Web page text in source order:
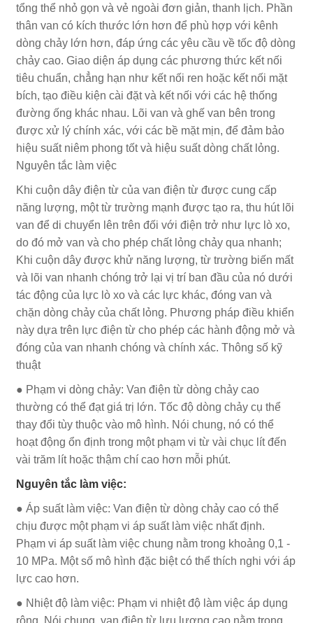
tổng thể nhỏ gọn và vẻ ngoài đơn giản, thanh lịch. Phần
thân van có kích thước lớn hơn để phù hợp với kênh
dòng chảy lớn hơn, đáp ứng các yêu cầu về tốc độ dòng
chảy cao. Giao diện áp dụng các phương thức kết nối
tiêu chuẩn, chẳng hạn như kết nối ren hoặc kết nối mặt
bích, tạo điều kiện cài đặt và kết nối với các hệ thống
đường ống khác nhau. Lõi van và ghế van bên trong
được xử lý chính xác, với các bề mặt mịn, để đảm bảo
hiệu suất niêm phong tốt và hiệu suất dòng chất lỏng.
Nguyên tắc làm việc
Khi cuộn dây điện từ của van điện từ được cung cấp
năng lượng, một từ trường mạnh được tạo ra, thu hút lõi
van để di chuyển lên trên đối với điện trở như lực lò xo,
do đó mở van và cho phép chất lỏng chảy qua nhanh;
Khi cuộn dây được khử năng lượng, từ trường biến mất
và lõi van nhanh chóng trở lại vị trí ban đầu của nó dưới
tác động của lực lò xo và các lực khác, đóng van và
chặn dòng chảy của chất lỏng. Phương pháp điều khiển
này dựa trên lực điện từ cho phép các hành động mở và
đóng của van nhanh chóng và chính xác. Thông số kỹ
thuật
● Phạm vi dòng chảy: Van điện từ dòng chảy cao
thường có thể đạt giá trị lớn. Tốc độ dòng chảy cụ thể
thay đổi tùy thuộc vào mô hình. Nói chung, nó có thể
hoạt động ổn định trong một phạm vi từ vài chục lít đến
vài trăm lít hoặc thậm chí cao hơn mỗi phút.
Nguyên tắc làm việc:
● Áp suất làm việc: Van điện từ dòng chảy cao có thể
chịu được một phạm vi áp suất làm việc nhất định.
Phạm vi áp suất làm việc chung nằm trong khoảng 0,1 -
10 MPa. Một số mô hình đặc biệt có thể thích nghi với áp
lực cao hơn.
● Nhiệt độ làm việc: Phạm vi nhiệt độ làm việc áp dụng
rộng. Nói chung, van điện từ lưu lượng cao nằm trong